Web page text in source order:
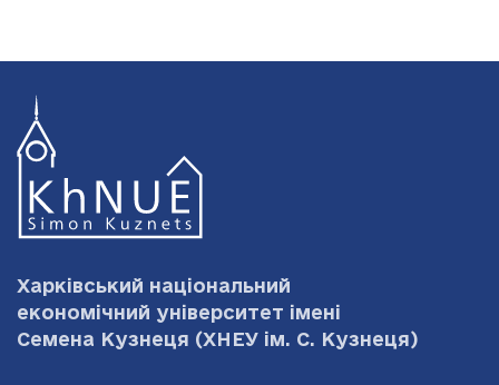
Харківський національний
економічний університет імені
Семена Кузнеця (ХНЕУ ім. С. Кузнеця)